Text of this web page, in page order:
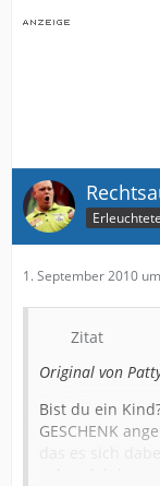
1. September 2010
Zitat
Original von
Bist du ein
GESCHENK
gehandelt hat,